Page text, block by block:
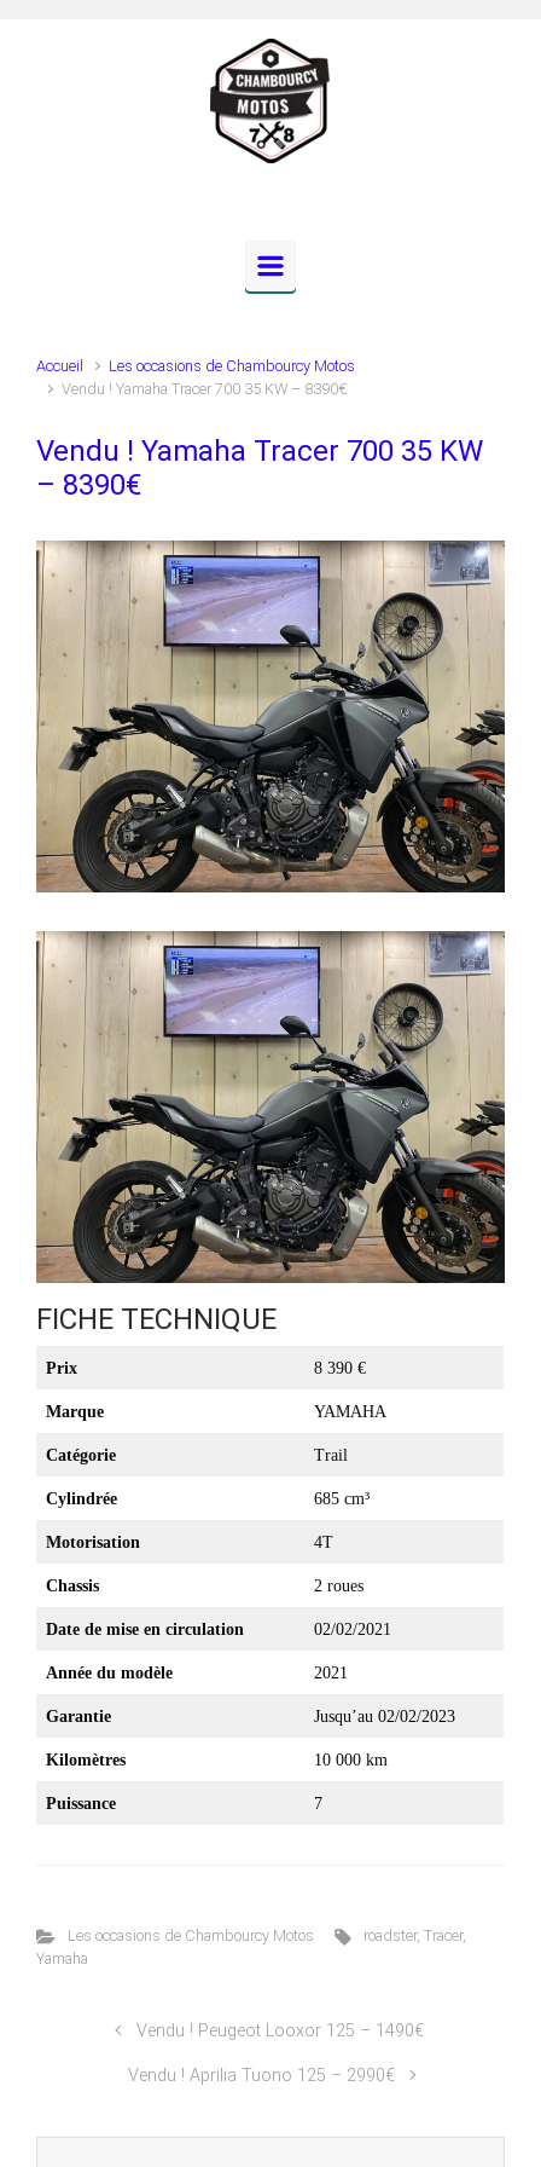
Accueil
Les occasions de Chambourcy Motos
Vendu ! Yamaha Tracer 700 35 KW – 8390€
Vendu ! Yamaha Tracer 700 35 KW
– 8390€
FICHE TECHNIQUE
Prix 8 390 €
Marque YAMAHA
Catégorie Trail
Cylindrée 685 cm³
Motorisation 4T
Chassis 2 roues
Date de mise en circulation 02/02/2021
Année du modèle 2021
Garantie Jusqu’au 02/02/2023
Kilomètres 10 000 km
Puissance 7
Les occasions de Chambourcy Motos roadster,Tracer,
Yamaha
Vendu ! Peugeot Looxor 125 – 1490€
Vendu ! Aprilia Tuono 125 – 2990€